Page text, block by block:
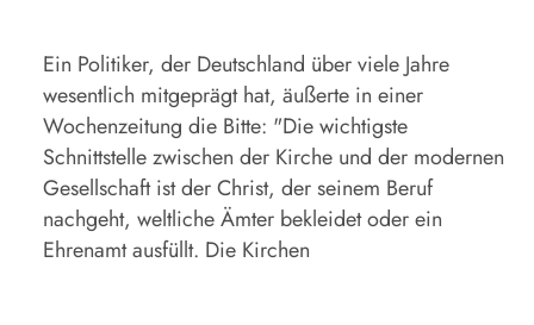
Ein Politiker, der Deutschland über viele Jahre
wesentlich mitgeprägt hat, äußerte in einer
Wochenzeitung die Bitte: "Die wichtigste
Schnittstelle zwischen der Kirche und der modernen
Gesellschaft ist der Christ, der seinem Beruf
nachgeht, weltliche Ämter bekleidet oder ein
Ehrenamt ausfüllt. Die Kirchen